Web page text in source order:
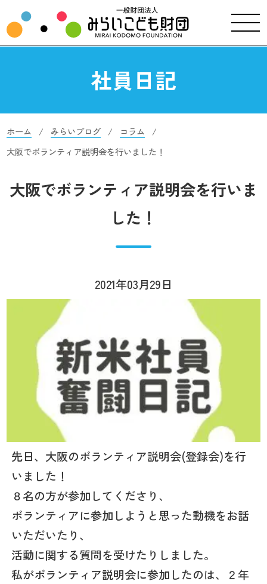
社員日記
ホーム みらいブログ
コラム
大阪でボランティア説明会を行いました！
大阪でボランティア説明会を行いま
した！
2021年03月29日
先日、大阪のボランティア説明会(登録会)を行
いました！
８名の方が参加してくださり、
ボランティアに参加しようと思った動機をお話
いただいたり、
活動に関する質問を受けたりしました。
私がボランティア説明会に参加したのは、２年